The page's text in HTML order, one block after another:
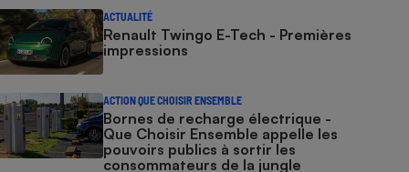
ACTUALITÉ
Renault Twingo E-Tech - Premières
impressions
ACTION QUE CHOISIR ENSEMBLE
Bornes de recharge électrique -
Que Choisir Ensemble appelle les
pouvoirs publics à sortir les
consommateurs de la jungle